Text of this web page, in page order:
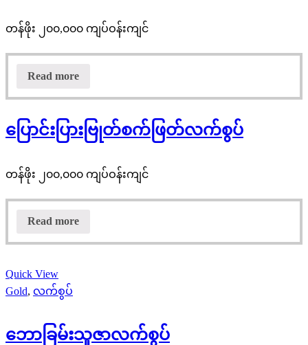
တန်ဖိုး ၂၀၀,၀၀၀ ကျပ်ဝန်းကျင်
Read more
ပြောင်းပြားဗြုတ်စက်ဖြတ်လက်စွပ်
တန်ဖိုး ၂၀၀,၀၀၀ ကျပ်ဝန်းကျင်
Read more
Quick View
Gold, လက်စွပ်
ဘောခြမ်းသူဇာလက်စွပ်